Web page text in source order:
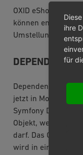
OXID eShop
können
Umstellung von
DEPENDENCY
Dependency
jetzt in Modulen
Symfony DI
Objekt, welches
darf. Das Objekt
wird in einem
ihre
für